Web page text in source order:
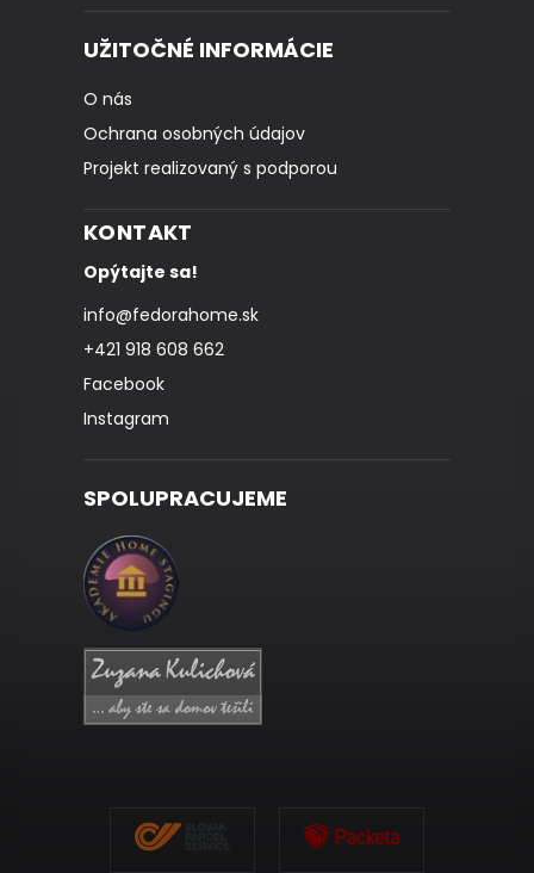
UŽITOČNÉ INFORMÁCIE
O nás
Ochrana osobných údajov
Projekt realizovaný s podporou
KONTAKT
Opýtajte sa!
info@fedorahome.sk
+421 918 608 662
Facebook
Instagram
SPOLUPRACUJEME